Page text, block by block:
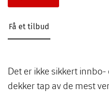
Få et tilbud
Det er ikke sikkert
dekker tap av de mest